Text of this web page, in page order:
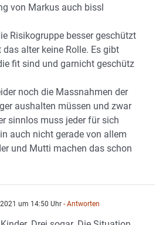
von Markus auch bissl
Risikogruppe besser geschützt
alter keine Rolle. Es gibt
fit sind und garnicht geschütz
noch die Massnahmen der
aushalten müssen und zwar
sinnlos muss jeder für sich
auch nicht gerade von allem
und Mutti machen das schon
um 14:50 Uhr - Antworten